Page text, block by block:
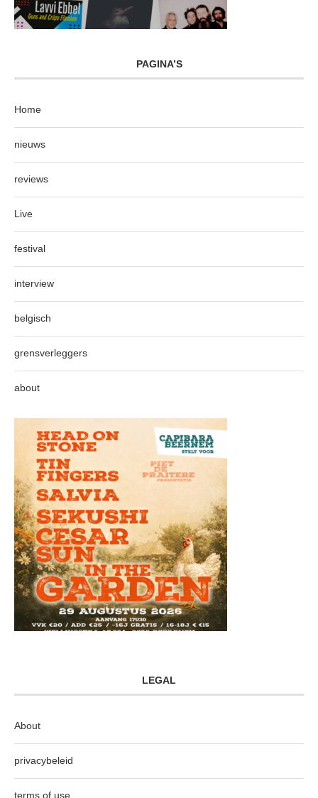
PAGINA’S
Home
nieuws
reviews
Live
festival
interview
belgisch
grensverleggers
about
LEGAL
About
privacybeleid
terms of use